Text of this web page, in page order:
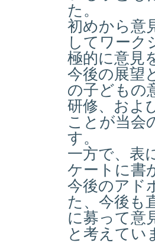
た。
初めから意
してワーク
極的に意見
今後の展望
の子どもの
研修、およ
ことが当会
す。
一方で、表
ケートに書
今後のアド
た、今後も
に募って意
と考えてい